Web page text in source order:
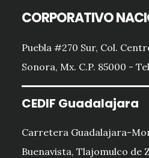
CORPORATIVO
Puebla #270 Sur, Col.
Sonora, Mx. C.P. 85000 -
CEDIF Guadalajara
Carretera Guadalajara-
Buenavista, Tlajomulco de